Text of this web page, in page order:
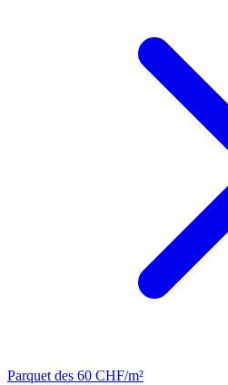
Parquet des 60 CHF/m²